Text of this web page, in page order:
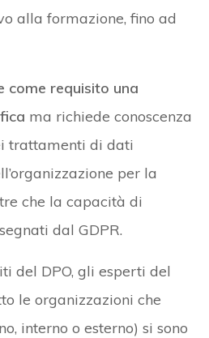
alla formazione, fino ad
come requisito una
ma richiede conoscenza
trattamenti di dati
per la
che la capacità di
dal GDPR.
del DPO, gli esperti del
le organizzazioni che
interno o esterno) si sono